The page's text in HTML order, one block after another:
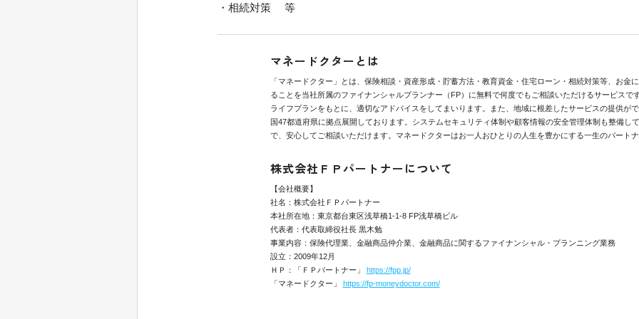
・相続対策 等
マネードクターとは
「マネードクター」とは、保険相談・資産形成・貯蓄方法・教育資金・住宅ローン・相続対策等、お金
ることを当社所属のファイナンシャルプランナー（FP）に無料で何度でもご相談いただけるサービスで
ライフプランをもとに、適切なアドバイスをしてまいります。また、地域に根差したサービスの提供が
国47都道府県に拠点展開しております。システムセキュリティ体制や顧客情報の安全管理体制も整備し
で、安心してご相談いただけます。マネードクターはお一人おひとりの人生を豊かにする一生のパート
株式会社ＦＰパートナーについて
【会社概要】
社名：株式会社ＦＰパートナー
本社所在地：東京都台東区浅草橋1-1-8 FP浅草橋ビル
代表者：代表取締役社長 黒木勉
事業内容：保険代理業、金融商品仲介業、金融商品に関するファイナンシャル・プランニング業務
設立：2009年12月
ＨＰ：「ＦＰパートナー」
https://fpp.jp/
「マネードクター」
https://fp-moneydoctor.com/